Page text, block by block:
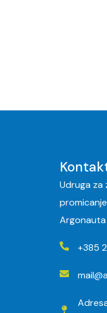
Udruga
Argonauta
+385